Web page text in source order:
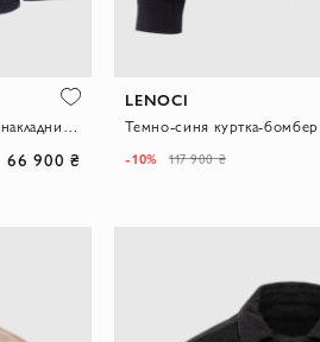
66 900 ₴
LENOCI
-10% 117 900 ₴